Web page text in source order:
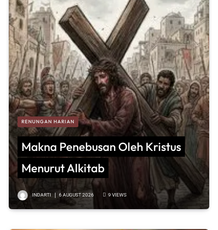
RENUNGAN HARIAN
Makna Penebusan Oleh Kristus
Menurut Alkitab
INDARTI 6 AUGUST 2026 9 VIEWS